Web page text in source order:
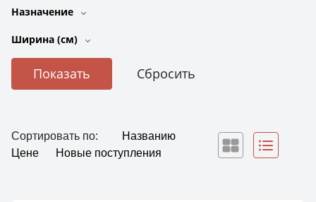
Назначение
Ширина (см)
Сортировать по:
Названию
Цене
Новые поступления